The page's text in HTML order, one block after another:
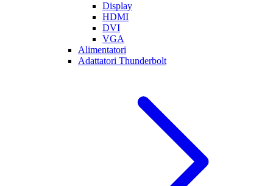
Display
HDMI
DVI
VGA
Alimentatori
Adattatori Thunderbolt